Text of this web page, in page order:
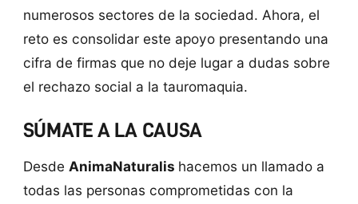
numerosos sectores de la sociedad. Ahora, el
reto es consolidar este apoyo presentando una
cifra de firmas que no deje lugar a dudas sobre
el rechazo social a la tauromaquia.
SÚMATE A LA CAUSA
Desde AnimaNaturalis hacemos un llamado a
todas las personas comprometidas con la